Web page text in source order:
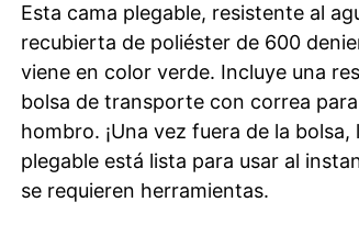
Esta cama plegable, resistente al
recubierta de poliéster de 600
viene en color verde. Incluye una
bolsa de transporte con correa
hombro. ¡Una vez fuera de la bolsa,
plegable está lista para usar al
se requieren herramientas.